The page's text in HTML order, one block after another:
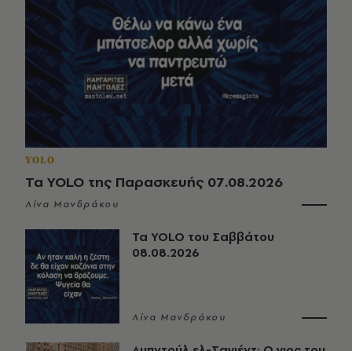
YOLO
Τα YOLO της Παρασκευής 07.08.2026
Λίνα Μανδράκου
Τα YOLO του Σαββάτου
08.08.2026
Λίνα Μανδράκου